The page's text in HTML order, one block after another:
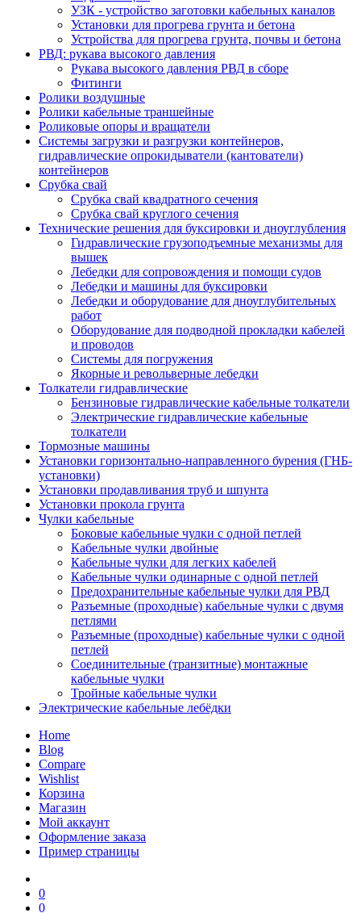
УЗК - устройство заготовки кабельных каналов
Установки для прогрева грунта и бетона
Устройства для прогрева грунта, почвы и бетона
РВД: рукава высокого давления
Рукава высокого давления РВД в сборе
Фитинги
Ролики воздушные
Ролики кабельные траншейные
Роликовые опоры и вращатели
Системы загрузки и разгрузки контейнеров,
гидравлические опрокидыватели (кантователи)
контейнеров
Срубка свай
Срубка свай квадратного сечения
Срубка свай круглого сечения
Технические решения для буксировки и дноуглубления
Гидравлические грузоподъемные механизмы для
вышек
Лебедки для сопровождения и помощи судов
Лебедки и машины для буксировки
Лебедки и оборудование для дноуглубительных
работ
Оборудование для подводной прокладки кабелей
и проводов
Системы для погружения
Якорные и револьверные лебедки
Толкатели гидравлические
Бензиновые гидравлические кабельные толкатели
Электрические гидравлические кабельные
толкатели
Тормозные машины
Установки горизонтально-направленного бурения (ГНБ-
установки)
Установки продавливания труб и шпунта
Установки прокола грунта
Чулки кабельные
Боковые кабельные чулки с одной петлей
Кабельные чулки двойные
Кабельные чулки для легких кабелей
Кабельные чулки одинарные с одной петлей
Предохранительные кабельные чулки для РВД
Разъемные (проходные) кабельные чулки с двумя
петлями
Разъемные (проходные) кабельные чулки с одной
петлей
Соединительные (транзитные) монтажные
кабельные чулки
Тройные кабельные чулки
Электрические кабельные лебёдки
Home
Blog
Compare
Wishlist
Корзина
Магазин
Мой аккаунт
Оформление заказа
Пример страницы
0
0